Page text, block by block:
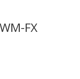
FX